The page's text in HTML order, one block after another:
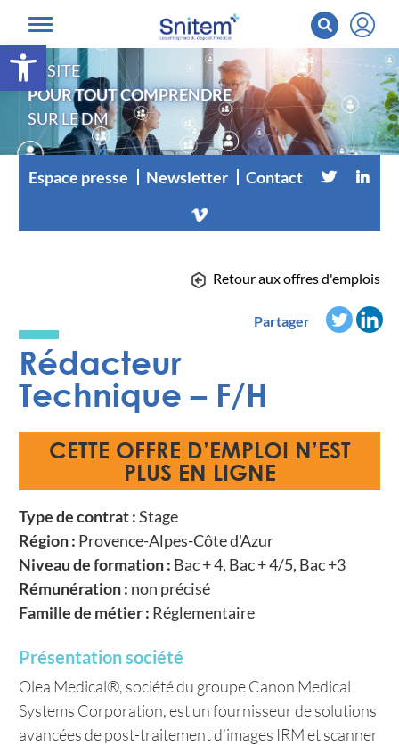
Ouvrir la barre d’outils
LE SITE
POUR TOUT COMPRENDRE
SUR LE DM
Espace presse Newsletter Contact
Retour aux offres d'emplois
Partager
Rédacteur
Technique – F/H
CETTE OFFRE D’EMPLOI N’EST
PLUS EN LIGNE
Type de contrat :Stage
Région : Provence-Alpes-Côte d'Azur
Niveau de formation : Bac + 4, Bac + 4/5, Bac +3
Rémunération : non précisé
Famille de métier : Réglementaire
Présentation société
Olea Medical®, société du groupe Canon Medical
Systems Corporation, est un fournisseur de solutions
avancées de post-traitement d’images IRM et scanner